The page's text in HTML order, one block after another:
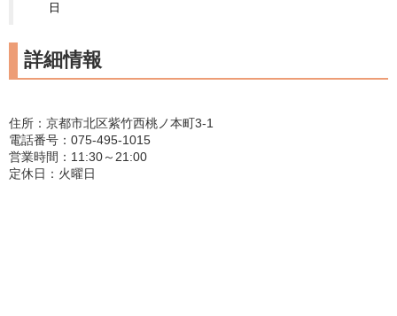
日
詳細情報
住所：京都市北区紫竹西桃ノ本町3-1
電話番号：075-495-1015
営業時間：11:30～21:00
定休日：火曜日